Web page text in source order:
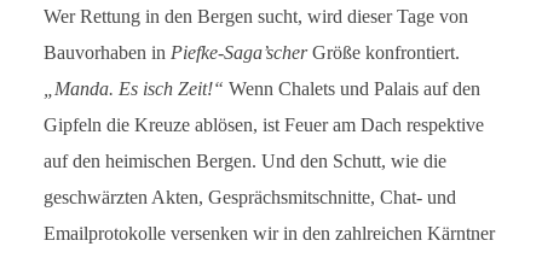
Wer Rettung in den Bergen sucht, wird dieser Tage von
Bauvorhaben in Piefke-Saga’scherGröße konfrontiert.
„Manda. Es isch Zeit!“ Wenn Chalets und Palais auf den
Gipfeln die Kreuze ablösen, ist Feuer am Dach respektive
auf den heimischen Bergen. Und den Schutt, wie die
geschwärzten Akten, Gesprächsmitschnitte, Chat- und
Emailprotokolle versenken wir in den zahlreichen Kärntner